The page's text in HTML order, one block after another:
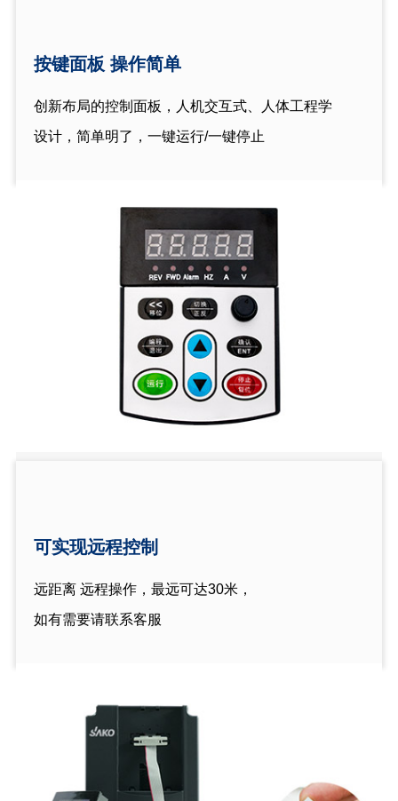
按键面板 操作简单
创新布局的控制面板，人机交互式、人体工程学
设计，简单明了，一键运行/一键停止
可实现远程控制
远距离 远程操作，最远可达30米，
如有需要请联系客服